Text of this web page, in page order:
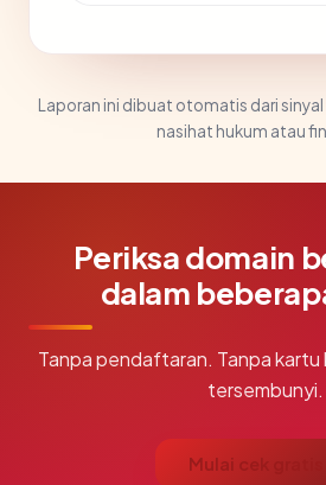
Laporan ini dibuat otomatis dari
nasihat hukum atau
Periksa domain
dalam
Tanpa pendaftaran. Tanpa
tersembunyi.
Mulai cek gratis